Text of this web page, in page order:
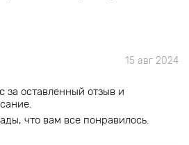
15 авг 2024
за оставленный отзыв и
что вам все понравилось.